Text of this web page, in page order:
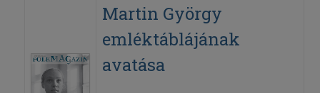
Martin György
emléktáblájának
avatása